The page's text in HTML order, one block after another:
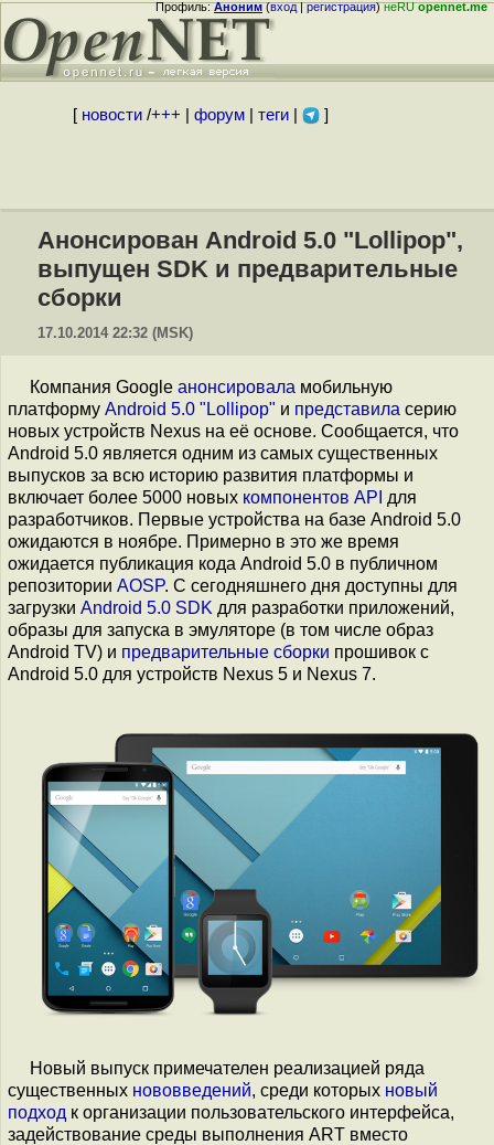
Профиль:Аноним(вход|регистрация)неRUopennet.me
[ новости/+++ форум| теги| ]
Анонсирован Android 5.0 "Lollipop",
выпущен SDK и предварительные
сборки
17.10.2014 22:32 (MSK)
Компания Google анонсировала мобильную
платформу Android 5.0 "Lollipop" и представила серию
новых устройств Nexus на её основе. Сообщается, что
Android 5.0 является одним из самых существенных
выпусков за всю историю развития платформы и
включает более 5000 новых компонентов API для
разработчиков. Первые устройства на базе Android 5.0
ожидаются в ноябре. Примерно в это же время
ожидается публикация кода Android 5.0 в публичном
репозитории AOSP. С сегодняшнего дня доступны для
загрузки Android 5.0 SDK для разработки приложений,
образы для запуска в эмуляторе (в том числе образ
Android TV) и предварительные сборки прошивок с
Android 5.0 для устройств Nexus 5 и Nexus 7.
Новый выпуск примечателен реализацией ряда
существенных нововведений, среди которых новый
подход к организации пользовательского интерфейса,
задействование среды выполнения ART вместо